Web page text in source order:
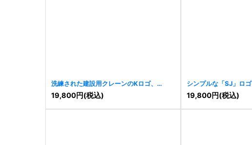
洗練された建設用クレーンのKロゴ、
[8889]
19,800円(税込)
シンプルな「SJ」ロゴ
19,800円(税込)